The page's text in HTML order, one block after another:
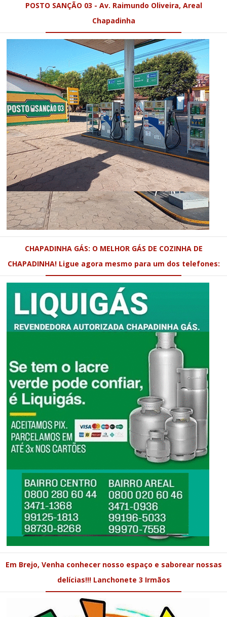
POSTO SANÇÃO 03 - Av. Raimundo Oliveira, Areal
Chapadinha
CHAPADINHA GÁS: O MELHOR GÁS DE COZINHA DE
CHAPADINHA! Ligue agora mesmo para um dos telefones:
Em Brejo, Venha conhecer nosso espaço e saborear nossas
delícias!!! Lanchonete 3 Irmãos